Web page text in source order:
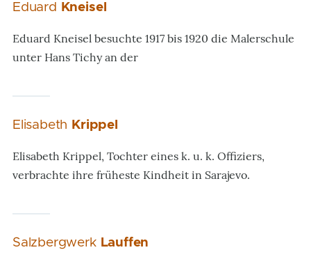
Eduard Kneisel
Eduard Kneisel besuchte 1917 bis 1920 die Malerschule
unter Hans Tichy an der
Elisabeth Krippel
Elisabeth Krippel, Tochter eines k. u. k. Offiziers,
verbrachte ihre früheste Kindheit in Sarajevo.
Salzbergwerk Lauffen